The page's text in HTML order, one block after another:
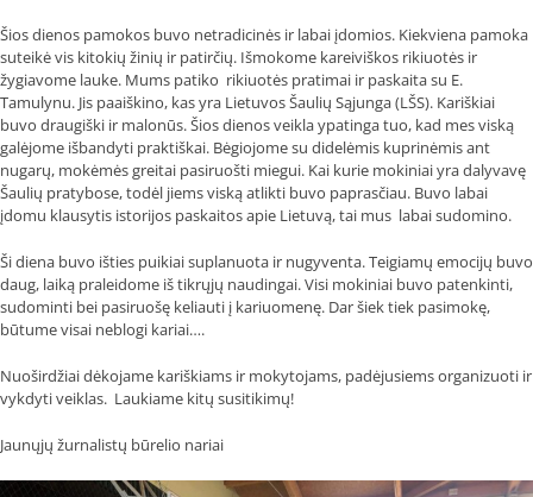
Šios dienos pamokos buvo netradicinės ir labai įdomios. Kiekviena pamoka
suteikė vis kitokių žinių ir patirčių. Išmokome kareiviškos rikiuotės ir
žygiavome lauke. Mums patiko rikiuotės pratimai ir paskaita su E.
Tamulynu. Jis paaiškino, kas yra Lietuvos Šaulių Sąjunga (LŠS). Kariškiai
buvo draugiški ir malonūs. Šios dienos veikla ypatinga tuo, kad mes viską
galėjome išbandyti praktiškai. Bėgiojome su didelėmis kuprinėmis ant
nugarų, mokėmės greitai pasiruošti miegui. Kai kurie mokiniai yra dalyvavę
Šaulių pratybose, todėl jiems viską atlikti buvo paprasčiau. Buvo labai
įdomu klausytis istorijos paskaitos apie Lietuvą, tai mus labai sudomino.
Ši diena buvo išties puikiai suplanuota ir nugyventa. Teigiamų emocijų buvo
daug, laiką praleidome iš tikrųjų naudingai. Visi mokiniai buvo patenkinti,
sudominti bei pasiruošę keliauti į kariuomenę. Dar šiek tiek pasimokę,
būtume visai neblogi kariai….
Nuoširdžiai dėkojame kariškiams ir mokytojams, padėjusiems organizuoti ir
vykdyti veiklas. Laukiame kitų susitikimų!
Jaunųjų žurnalistų būrelio nariai